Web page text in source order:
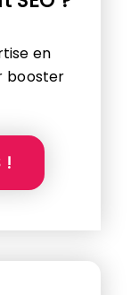
en
booster
!